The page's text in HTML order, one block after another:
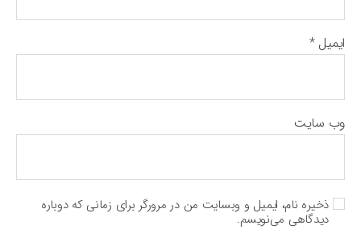
ایمیل*
وب‌ سایت
ذخیره نام، ایمیل و وبسایت من در مرورگر برای زمانی که دوباره
دیدگاهی می‌نویسم.